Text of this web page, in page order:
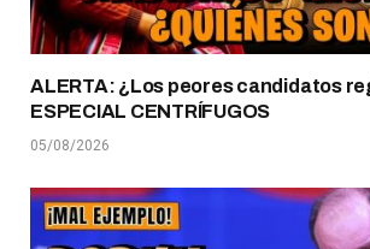
ALERTA: ¿Los peores candidatos
ESPECIAL CENTRÍFUGOS
05/08/2026